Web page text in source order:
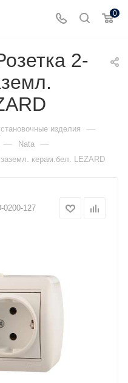
0
2-
изделия —
— Nata —
керам.бел. LEZARD
0200-127